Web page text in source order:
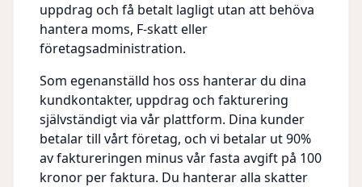
uppdrag och få betalt lagligt utan att behöva
hantera moms, F-skatt eller
företagsadministration.
Som egenanställd hos oss hanterar du dina
kundkontakter, uppdrag och fakturering
självständigt via vår plattform. Dina kunder
betalar till vårt företag, och vi betalar ut 90%
av faktureringen minus vår fasta avgift på 100
kronor per faktura. Du hanterar alla skatter